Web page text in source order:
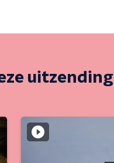
uitzending